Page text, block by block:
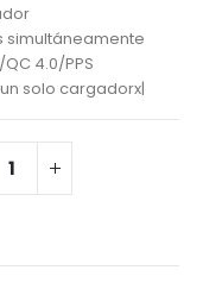
simultáneamente
4.0/PPS
solo cargadorx|